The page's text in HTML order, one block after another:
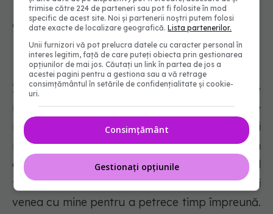
cancerul cerebral m-a schimbat"
În următoarea lună și jumătate, am făcut 42 de
runde de chimioterapie și 30 de runde de
radioterapie. Amber îi educă acasă pe copiii
noștri și a continuat să facă acest lucru în
această perioadă. Dar de fiecare dată când
făceam chimioterapie, unul dintre fiii noștri
venea cu mine pentru a petrece timp împreună.
trimise către 224 de parteneri sau pot fi folosite în mod
specific de acest site. Noi și partenerii noștri putem folosi
date exacte de localizare geografică.Lista partenerilor.
Unii furnizori vă pot prelucra datele cu caracter personal în
interes legitim, față de care puteți obiecta prin gestionarea
opțiunilor de mai jos. Căutați un link în partea de jos a
acestei pagini pentru a gestiona sau a vă retrage
consimțământul în setările de confidențialitate și cookie-
uri.
Consimțământ
Gestionați opțiunile